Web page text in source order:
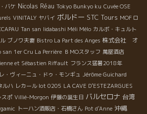
バケ Nicolas Réau Tokyo Bunkyo ku Cuvée OSE
VINITALY ヤバイ ボルドー STC Tours MOF ロ
Tan san Iidabashi Méli Mélo カルボ・キュルト
ブノワ夫妻 Bistro La Part des Anges 株式会社 オ
san 1er Cru La Perrière ＢＭОスタッフ 萬屋酒店
et Sébastien Riffault フランス猛暑2018年
レ・ヴィーニュ・ドゥ・モンギュ Jérôme Guichard
ルハ レカール lot 0205 LA CAVE D’ESTEZARGUES
スポ Villié-Morgon 伊藤の誕生日 バルセロナ 台湾
トーハン酒販店・石橋さん Pot d'Anne 沖縄